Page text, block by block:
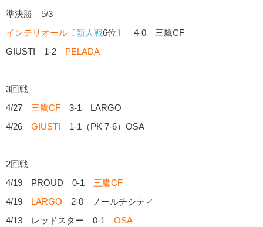
準決勝 5/3
インテリオール 〔新人戦6位〕 4-0 三鷹CF
GIUSTI 1-2 PELADA
3回戦
4/27 三鷹CF 3-1 LARGO
4/26 GIUSTI 1-1（PK 7-6）OSA
2回戦
4/19 PROUD 0-1 三鷹CF
4/19 LARGO 2-0 ノールチシティ
4/13 レッドスター 0-1 OSA